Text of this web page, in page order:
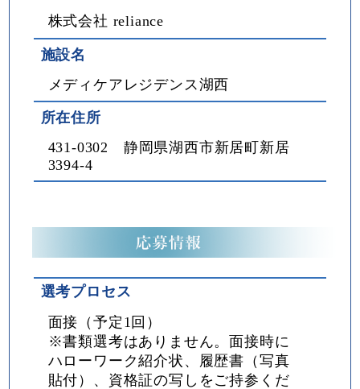
株式会社 reliance
施設名
メディケアレジデンス湖西
所在住所
431-0302 静岡県湖西市新居町新居
3394-4
選考プロセス
面接（予定1回）
※書類選考はありません。面接時に
ハローワーク紹介状、履歴書（写真
貼付）、資格証の写しをご持参くだ